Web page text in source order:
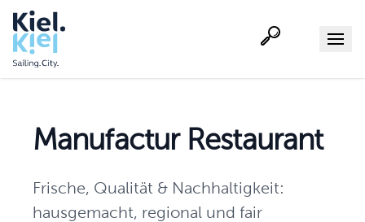
Manufactur Restaurant
Frische, Qualität & Nachhaltigkeit:
hausgemacht, regional und fair